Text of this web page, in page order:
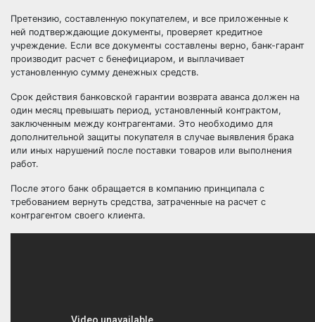
Претензию, составленную покупателем, и все приложенные к
ней подтверждающие документы, проверяет кредитное
учреждение. Если все документы составлены верно, банк-гарант
производит расчет с бенефициаром, и выплачивает
установленную сумму денежных средств.
Срок действия банковской гарантии возврата аванса должен на
один месяц превышать период, установленный контрактом,
заключенным между контрагентами. Это необходимо для
дополнительной защиты покупателя в случае выявления брака
или иных нарушений после поставки товаров или выполнения
работ.
После этого банк обращается в компанию принципала с
требованием вернуть средства, затраченные на расчет с
контрагентом своего клиента.